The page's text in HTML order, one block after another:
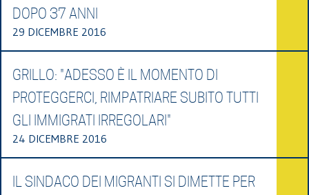
DOPO 37 ANNI
29 DICEMBRE 2016
GRILLO: "ADESSO È IL MOMENTO DI
PROTEGGERCI, RIMPATRIARE SUBITO TUTTI
GLI IMMIGRATI IRREGOLARI"
24 DICEMBRE 2016
IL SINDACO DEI MIGRANTI SI DIMETTE PER